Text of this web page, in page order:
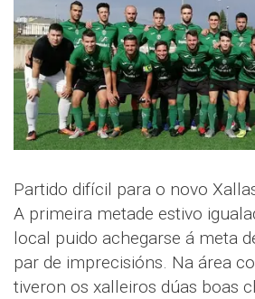
Partido difícil para o novo
A primeira metade estivo
local puido achegarse á meta
par de imprecisións. Na área
tiveron os xalleiros dúas boas